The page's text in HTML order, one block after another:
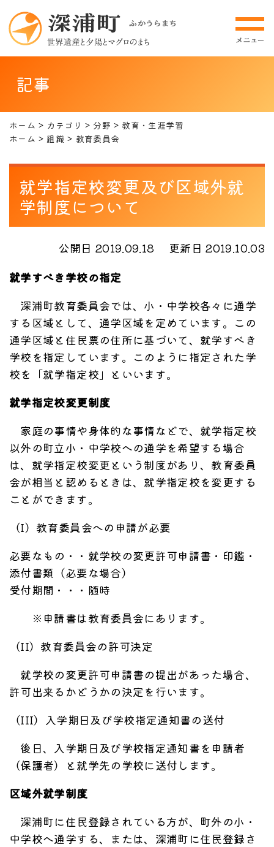
記事
ホーム カテゴリ 分野
教育・生涯学習
ホーム
組織 教育委員会
就学指定校変更及び区域外就
学制度について
公開日 2019.09.18
更新日 2019.10.03
就学すべき学校の指定
深浦町教育委員会では、小・中学校各々に通学
する区域として、通学区域を定めています。この
通学区域と住民票の住所に基づいて、就学すべき
学校を指定しています。このように指定された学
校を「就学指定校」といいます。
就学指定校変更制度
家庭の事情や身体的な事情などで、就学指定校
以外の町立小・中学校への通学を希望する場合
は、就学指定校変更という制度があり、教育委員
会が相当と認めるときは、就学指定校を変更する
ことができます。
（I）教育委員会への申請が必要
必要なもの・・就学校の変更許可申請書・印鑑・
添付書類（必要な場合）
受付期間・・・随時
※申請書は教育委員会にあります。
（II）教育委員会の許可決定
就学校の変更許可申請書の提出があった場合、
許可出来るかどうかの決定を行います。
（III）入学期日及び学校指定通知書の送付
後日、入学期日及び学校指定通知書を申請者
（保護者）と就学先の学校に送付します。
区域外就学制度
深浦町に住民登録されている方が、町外の小・
中学校へ通学する、または、深浦町に住民登録さ